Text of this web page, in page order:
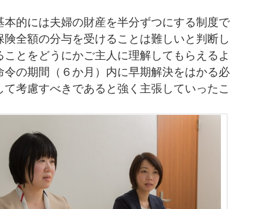
的には夫婦の財産を半分ずつにする制度で
全額の分与を受けることは難しいと判断し
とをどうにかご主人に理解してもらえるよ
の期間（６か月）内に早期解決をはかる必
考慮すべきであると強く主張していったこ